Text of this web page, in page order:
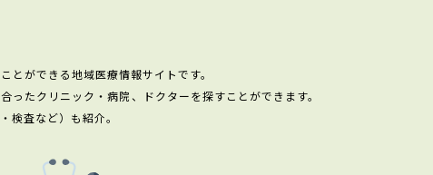
ができる地域医療情報サイトです。
たクリニック・病院、ドクターを探すことができます。
検査など）も紹介。